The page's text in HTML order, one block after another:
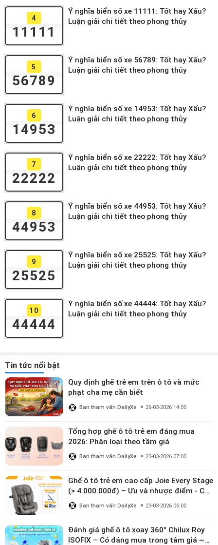
4
11111
Ý nghĩa biển số xe 11111: Tốt hay Xấu?
Luận giải chi tiết theo phong thủy
5
56789
Ý nghĩa biển số xe 56789: Tốt hay Xấu?
Luận giải chi tiết theo phong thủy
6
14953
Ý nghĩa biển số xe 14953: Tốt hay Xấu?
Luận giải chi tiết theo phong thủy
7
22222
Ý nghĩa biển số xe 22222: Tốt hay Xấu?
Luận giải chi tiết theo phong thủy
8
44953
Ý nghĩa biển số xe 44953: Tốt hay Xấu?
Luận giải chi tiết theo phong thủy
9
25525
Ý nghĩa biển số xe 25525: Tốt hay Xấu?
Luận giải chi tiết theo phong thủy
10
44444
Ý nghĩa biển số xe 44444: Tốt hay Xấu?
Luận giải chi tiết theo phong thủy
Tin tức nổi bật
Quy định ghế trẻ em trên ô tô và mức
phạt cha mẹ cần biết
Ban tham vấn DailyXe 26-03-2026 14:00
Tổng hợp ghế ô tô trẻ em đáng mua
2026: Phân loại theo tầm giá
Ban tham vấn DailyXe 23-03-2026 07:00
Ghế ô tô trẻ em cao cấp Joie Every Stage
(> 4.000.000đ) – Ưu và nhược điểm - Có
đáng đầu tư cho bé từ 0–12 tuổi?
Ban tham vấn DailyXe 23-03-2026 06:00
Đánh giá ghế ô tô xoay 360° Chilux Roy
ISOFIX – Có đáng mua trong tầm giá ~3